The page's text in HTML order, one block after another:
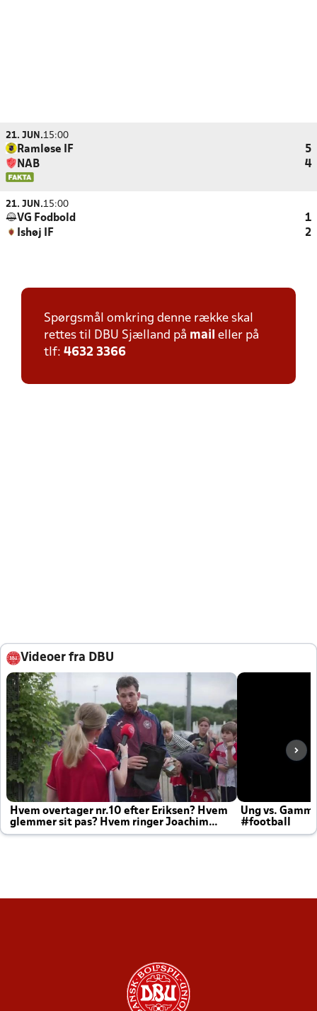
21. JUN.15:00
Ramløse IF
5
NAB
4
21. JUN.15:00
VG Fodbold
1
Ishøj IF
2
Spørgsmål omkring denne række skal
rettes til DBU Sjælland på mail eller på
tlf: 4632 3366
Videoer fra DBU
Hvem overtager nr.10 efter Eriksen? Hvem
glemmer sit pas? Hvem ringer Joachim
altid til efter kampe?
Ung vs.
#football